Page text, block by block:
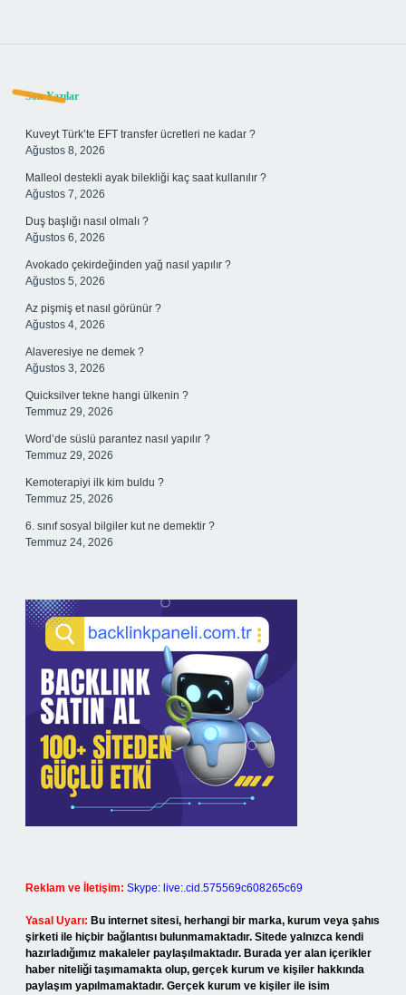
Sidebar
Son Yazılar
Kuveyt Türk’te EFT transfer ücretleri ne kadar ?
Ağustos 8, 2026
Malleol destekli ayak bilekliği kaç saat kullanılır ?
Ağustos 7, 2026
Duş başlığı nasıl olmalı ?
Ağustos 6, 2026
Avokado çekirdeğinden yağ nasıl yapılır ?
Ağustos 5, 2026
Az pişmiş et nasıl görünür ?
Ağustos 4, 2026
Alaveresiye ne demek ?
Ağustos 3, 2026
Quicksilver tekne hangi ülkenin ?
Temmuz 29, 2026
Word’de süslü parantez nasıl yapılır ?
Temmuz 29, 2026
Kemoterapiyi ilk kim buldu ?
Temmuz 25, 2026
6. sınıf sosyal bilgiler kut ne demektir ?
Temmuz 24, 2026
Reklam ve İletişim: Skype: live:.cid.575569c608265c69
Yasal Uyarı: Bu internet sitesi, herhangi bir marka, kurum veya şahıs
şirketi ile hiçbir bağlantısı bulunmamaktadır. Sitede yalnızca kendi
hazırladığımız makaleler paylaşılmaktadır. Burada yer alan içerikler
haber niteliği taşımamakta olup, gerçek kurum ve kişiler hakkında
paylaşım yapılmamaktadır. Gerçek kurum ve kişiler ile isim